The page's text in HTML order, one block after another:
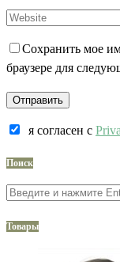
Сохранить мое
браузере для
я согласен c
Поиск
Товары